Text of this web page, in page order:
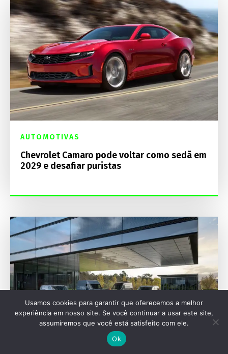
AUTOMOTIVAS
Chevrolet Camaro pode voltar como sedã em
2029 e desafiar puristas
Usamos cookies para garantir que oferecemos a melhor
experiência em nosso site. Se você continuar a usar este site,
assumiremos que você está satisfeito com ele.
Ok